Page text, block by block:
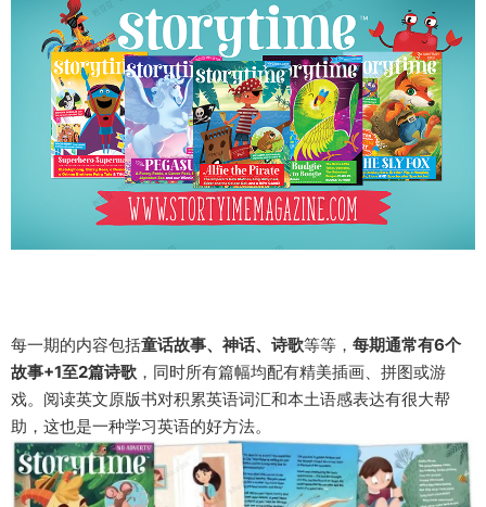
每一期的内容包括童话故事、神话、诗歌等等， 每期通常有6个
故事+1至2篇诗歌 ，同时所有篇幅均配有精美插画、拼图或游
戏。阅读英文原版书对积累英语词汇和本土语感表达有很大帮
助，这也是一种学习英语的好方法。